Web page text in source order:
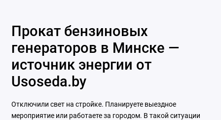
Прокат бензиновых
генераторов в Минске —
источник энергии от
Usoseda.by
Отключили свет на стройке. Планируете выездное
мероприятие или работаете за городом. В такой ситуации